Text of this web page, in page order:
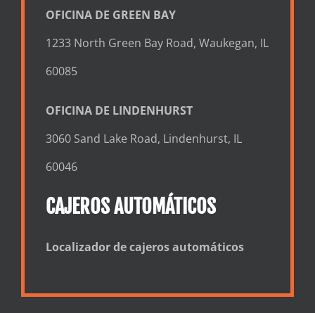
OFICINA DE GREEN BAY
1233 North Green Bay Road, Waukegan, IL
60085
OFICINA DE LINDENHURST
3060 Sand Lake Road, Lindenhurst, IL
60046
CAJEROS AUTOMÁTICOS
Localizador de cajeros automáticos